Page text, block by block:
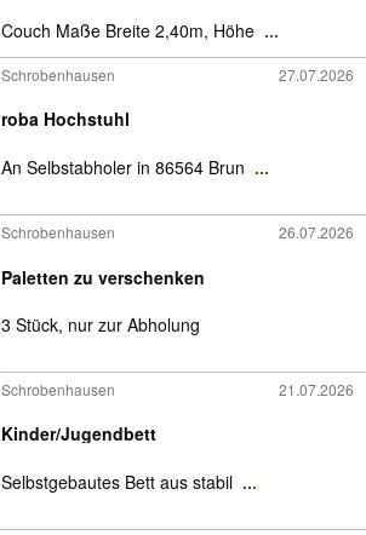
Couch Maße Breite 2,40m, Höhe ...
Schrobenhausen 27.07.2026
roba Hochstuhl
An Selbstabholer in 86564 Brun ...
Schrobenhausen 26.07.2026
Paletten zu verschenken
3 Stück, nur zur Abholung
Schrobenhausen 21.07.2026
Kinder/Jugendbett
Selbstgebautes Bett aus stabil ...